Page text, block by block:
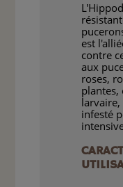
est
contre
aux
roses,
plantes,
infesté